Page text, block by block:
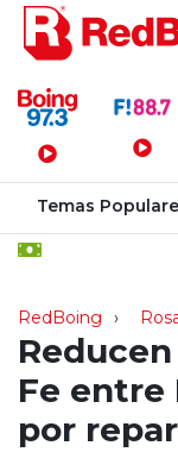
Menú
Temas
RedBoing
Fe entre
por